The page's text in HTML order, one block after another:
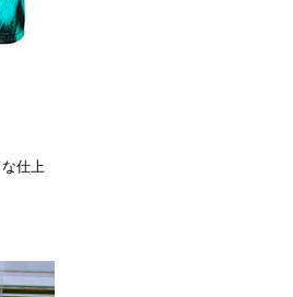
仕上